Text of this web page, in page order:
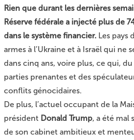
Rien que durant les dernières
Réserve fédérale a injecté plus de
dans le système financier. Les pays
armes à l’Ukraine et à Israël qui ne
dans cinq ans, voire plus, ce qui,
parties prenantes et des
conflits génocidaires.
De plus, l’actuel occupant de la
président Donald Trump, a été mal
de son cabinet ambitieux et